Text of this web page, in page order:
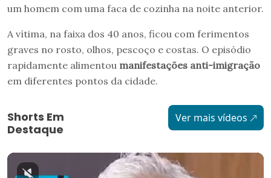
um homem com uma faca de cozinha na noite anterior.
A vítima, na faixa dos 40 anos, ficou com ferimentos
graves no rosto, olhos, pescoço e costas. O episódio
rapidamente alimentou manifestações anti-imigração
em diferentes pontos da cidade.
Shorts Em
Destaque
Ver mais vídeos